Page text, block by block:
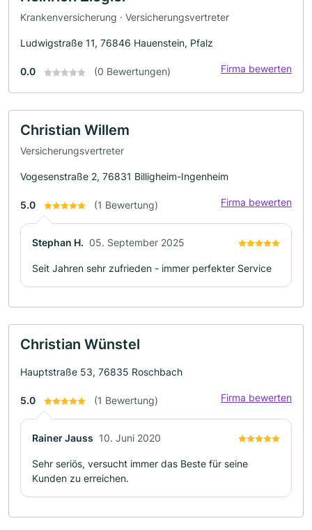
Krankenversicherung · Versicherungsvertreter
Ludwigstraße 11, 76846 Hauenstein, Pfalz
0.0 (0 Bewertungen) Firma bewerten
Christian Willem
Versicherungsvertreter
Vogesenstraße 2, 76831 Billigheim-Ingenheim
5.0 (1 Bewertung) Firma bewerten
Stephan H. 05. September 2025
Seit Jahren sehr zufrieden - immer perfekter Service
Christian Wünstel
Hauptstraße 53, 76835 Roschbach
5.0 (1 Bewertung) Firma bewerten
Rainer Jauss 10. Juni 2020
Sehr seriös, versucht immer das Beste für seine
Kunden zu erreichen.